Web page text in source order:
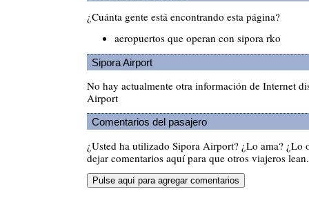
¿Cuánta gente está encontrando esta página?
aeropuertos que operan con sipora rko
Sipora Airport
No hay actualmente otra información de Internet
Airport
Comentarios del pasajero
¿Usted ha utilizado Sipora Airport? ¿Lo ama? ¿Lo
dejar comentarios aquí para que otros viajeros lean.